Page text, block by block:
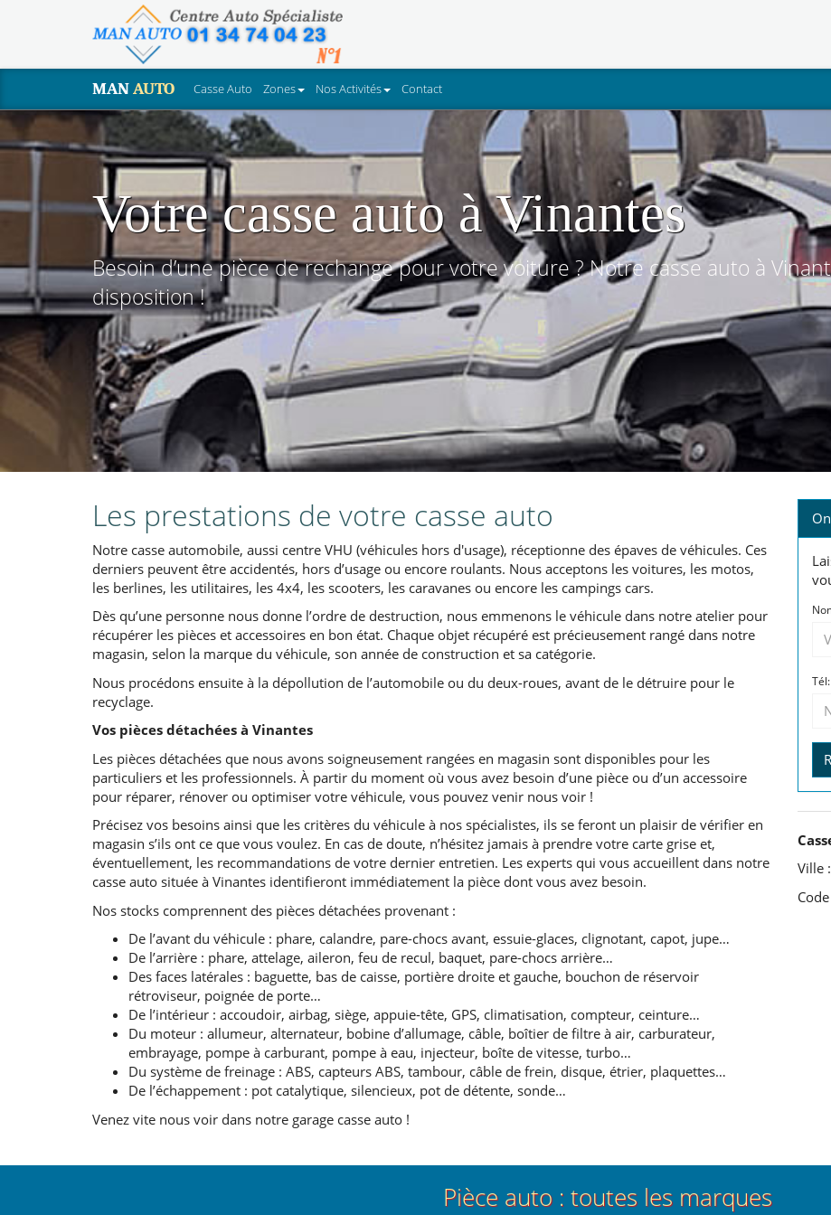
MANAUTO Casse Auto Zones Nos Activités Contact
Votre casse auto à Vinantes
Besoin d’une pièce de rechange pour votre voiture ? Notre casse auto à
disposition !
Les prestations de votre casse auto
Notre casse automobile, aussi centre VHU (véhicules hors d'usage), réceptionne des épaves de véhicules. Ces
derniers peuvent être accidentés, hors d’usage ou encore roulants. Nous acceptons les voitures, les motos,
les berlines, les utilitaires, les 4x4, les scooters, les caravanes ou encore les campings cars.
Dès qu’une personne nous donne l’ordre de destruction, nous emmenons le véhicule dans notre atelier pour
récupérer les pièces et accessoires en bon état. Chaque objet récupéré est précieusement rangé dans notre
magasin, selon la marque du véhicule, son année de construction et sa catégorie.
Nous procédons ensuite à la dépollution de l’automobile ou du deux-roues, avant de le détruire pour le
recyclage.
Vos pièces détachées à Vinantes
Les pièces détachées que nous avons soigneusement rangées en magasin sont disponibles pour les
particuliers et les professionnels. À partir du moment où vous avez besoin d’une pièce ou d’un accessoire
pour réparer, rénover ou optimiser votre véhicule, vous pouvez venir nous voir !
Précisez vos besoins ainsi que les critères du véhicule à nos spécialistes, ils se feront un plaisir de vérifier en
magasin s’ils ont ce que vous voulez. En cas de doute, n’hésitez jamais à prendre votre carte grise et,
éventuellement, les recommandations de votre dernier entretien. Les experts qui vous accueillent dans notre
casse auto située à Vinantes identifieront immédiatement la pièce dont vous avez besoin.
Nos stocks comprennent des pièces détachées provenant :
De l’avant du véhicule : phare, calandre, pare-chocs avant, essuie-glaces, clignotant, capot, jupe…
De l’arrière : phare, attelage, aileron, feu de recul, baquet, pare-chocs arrière…
Des faces latérales : baguette, bas de caisse, portière droite et gauche, bouchon de réservoir
rétroviseur, poignée de porte…
De l’intérieur : accoudoir, airbag, siège, appuie-tête, GPS, climatisation, compteur, ceinture…
Du moteur : allumeur, alternateur, bobine d’allumage, câble, boîtier de filtre à air, carburateur,
embrayage, pompe à carburant, pompe à eau, injecteur, boîte de vitesse, turbo…
Du système de freinage : ABS, capteurs ABS, tambour, câble de frein, disque, étrier, plaquettes…
De l’échappement : pot catalytique, silencieux, pot de détente, sonde…
Venez vite nous voir dans notre garage casse auto !
Tél:
Ville :
Pièce auto : toutes les marques